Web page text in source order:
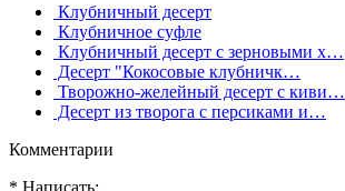
Клубничный десерт
Клубничное суфле
Клубничный десерт с зерновыми х…
Десерт "Кокосовые клубничк…
Творожно-желейный десерт с киви…
Десерт из творога с персиками и…
Комментарии
* Написать: